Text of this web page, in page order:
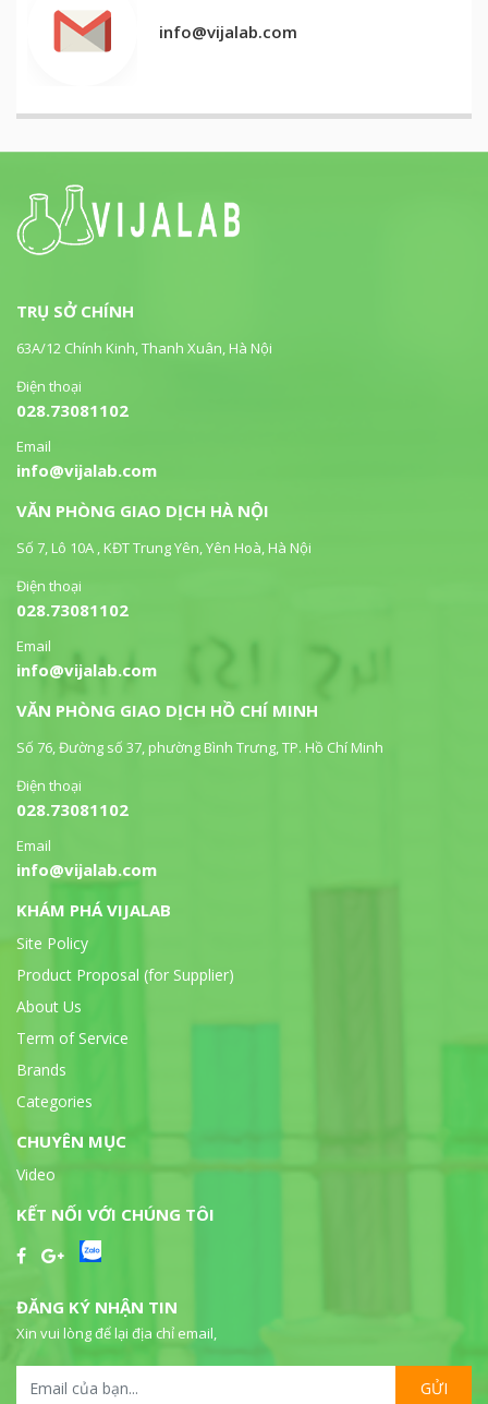
info@vijalab.com
TRỤ SỞ CHÍNH
63A/12 Chính Kinh, Thanh Xuân, Hà Nội
Điện thoại
028.73081102
Email
info@vijalab.com
VĂN PHÒNG GIAO DỊCH HÀ NỘI
Số 7, Lô 10A , KĐT Trung Yên, Yên Hoà, Hà Nội
Điện thoại
028.73081102
Email
info@vijalab.com
VĂN PHÒNG GIAO DỊCH HỒ CHÍ MINH
Số 76, Đường số 37, phường Bình Trưng, TP. Hồ Chí Minh
Điện thoại
028.73081102
Email
info@vijalab.com
KHÁM PHÁ VIJALAB
Site Policy
Product Proposal (for Supplier)
About Us
Term of Service
Brands
Categories
CHUYÊN MỤC
Video
KẾT NỐI VỚI CHÚNG TÔI
ĐĂNG KÝ NHẬN TIN
Xin vui lòng để lại địa chỉ email,
GỬI